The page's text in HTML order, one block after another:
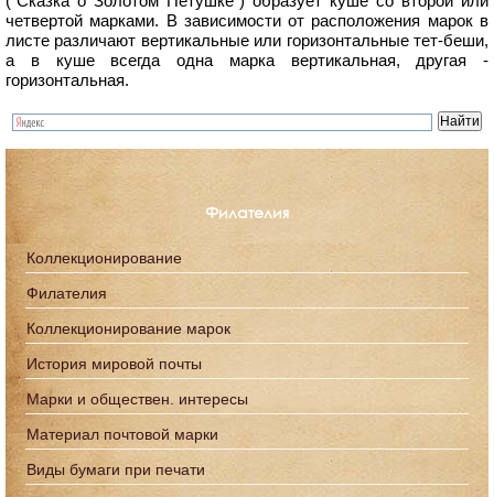
четвертой марками. В зависимости от расположения марок в
листе различают вертикальные или горизонтальные тет-беши,
а в куше всегда одна марка вертикальная, другая -
горизонтальная.
Филателия
Коллекционирование
Филателия
Коллекционирование марок
История мировой почты
Марки и обществен. интересы
Материал почтовой марки
Виды бумаги при печати